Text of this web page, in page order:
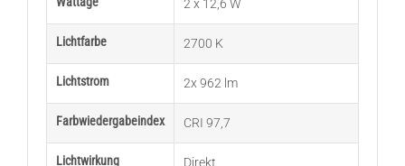
2 x 12,6 W
Lichtfarbe 2700 K
Lichtstrom 2x 962 lm
Farbwiedergabeindex CRI 97,7
Lichtwirkung Direkt